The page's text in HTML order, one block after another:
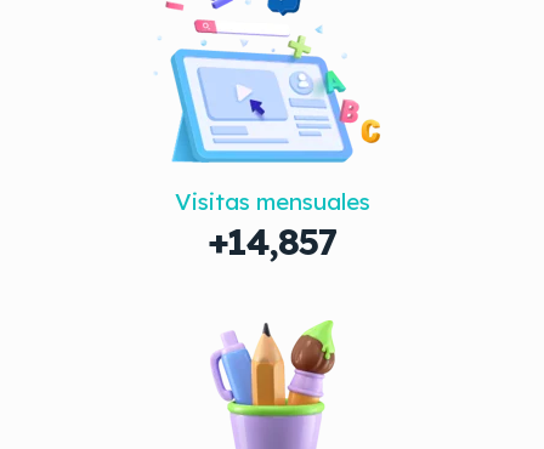
Visitas mensuales
+14,857